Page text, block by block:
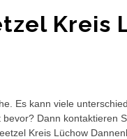
Kreis
Es kann viele
Dann kontaktieren
Kreis Lüchow